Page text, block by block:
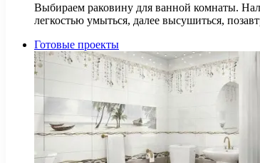
Выбираем раковину для ванной комнаты.
легкостью умыться, далее высушиться,
Готовые проекты